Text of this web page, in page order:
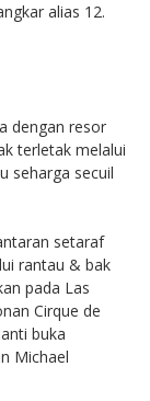
alias 12.
dengan resor
terletak melalui
seharga secuil
setaraf
rantau & bak
pada Las
Cirque de
buka
Michael